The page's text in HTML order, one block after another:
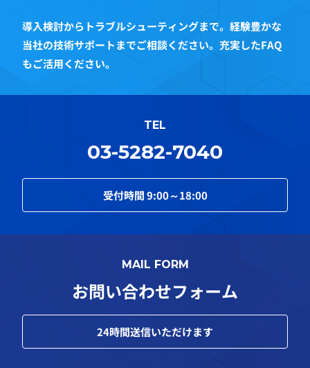
導入検討からトラブルシューティングまで。経験豊かな
当社の技術サポートまでご相談ください。充実したFAQ
もご活用ください。
TEL
03-5282-7040
受付時間9:00～18:00
MAIL FORM
お問い合わせフォーム
24時間送信いただけます